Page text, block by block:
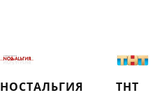
НОСТАЛЬГИЯ ТНТ